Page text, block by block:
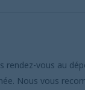
vous au
Nous vous